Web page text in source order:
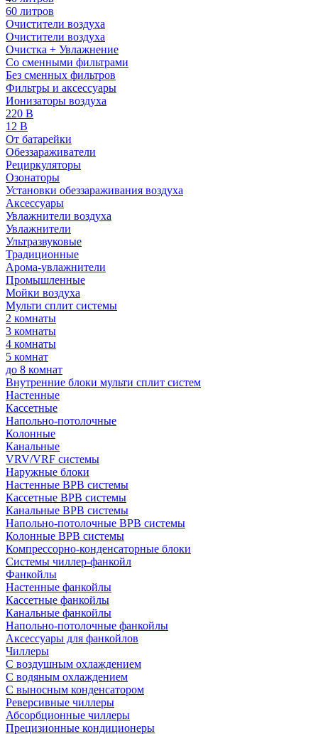
60 литров
Очистители воздуха
Очистители воздуха
Очистка + Увлажнение
Cо сменными фильтрами
Без сменных фильтров
Фильтры и аксессуары
Ионизаторы воздуха
220 В
12 В
От батарейки
Обеззараживатели
Рециркуляторы
Озонаторы
Установки обеззараживания воздуха
Аксессуары
Увлажнители воздуха
Увлажнители
Ультразвуковые
Традиционные
Арома-увлажнители
Промышленные
Мойки воздуха
Мульти сплит системы
2 комнаты
3 комнаты
4 комнаты
5 комнат
до 8 комнат
Внутренние блоки мульти сплит систем
Настенные
Кассетные
Напольно-потолочные
Колонные
Канальные
VRV/VRF системы
Наружные блоки
Настенные ВРВ системы
Кассетные ВРВ системы
Канальные ВРВ системы
Напольно-потолочные ВРВ системы
Колонные ВРВ системы
Компрессорно-конденсаторные блоки
Системы чиллер-фанкойл
Фанкойлы
Настенные фанкойлы
Кассетные фанкойлы
Канальные фанкойлы
Напольно-потолочные фанкойлы
Аксессуары для фанкойлов
Чиллеры
С воздушным охлаждением
С водяным охлаждением
С выносным конденсатором
Реверсивные чиллеры
Абсорбционные чиллеры
Прецизионные кондиционеры